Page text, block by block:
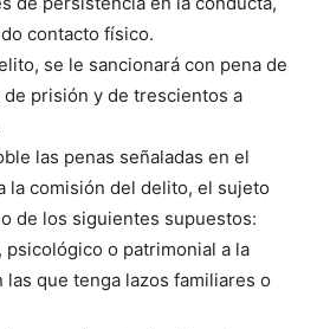
contacto físico.
se le sancionará con pena de
de prisión y de trescientos a
las penas señaladas en el
la comisión del delito, el sujeto
de los siguientes supuestos:
psicológico o patrimonial a la
que tenga lazos familiares o